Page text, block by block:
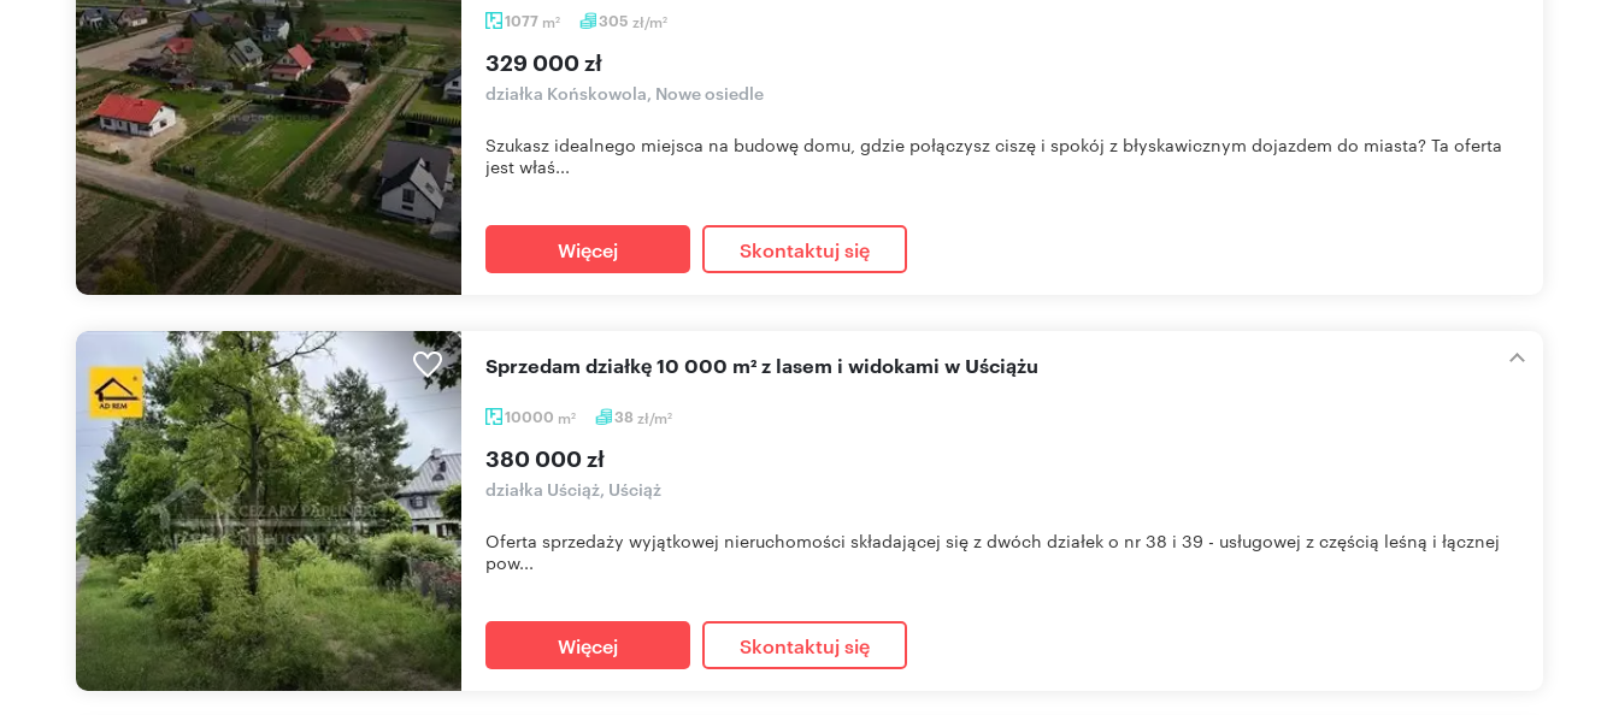
1077 m2 305 zł/m2
329 000 zł
działka Końskowola, Nowe osiedle
Szukasz idealnego miejsca na budowę domu, gdzie połączysz ciszę i spokój z błyskawicznym dojazdem do miasta? Ta oferta
jest właś...
Więcej Skontaktuj się
10000 m2 38 zł/m2
Sprzedam działkę 10 000 m² z lasem i widokami w Uściążu
380 000 zł
działka Uściąż, Uściąż
Oferta sprzedaży wyjątkowej nieruchomości składającej się z dwóch działek o nr 38 i 39 - usługowej z częścią leśną i łącznej
pow...
Więcej Skontaktuj się